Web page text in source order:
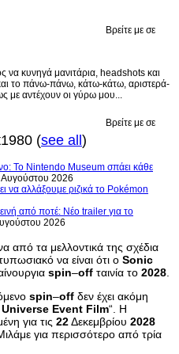
Βρείτε με σε
να κυνηγά μανιτάρια, headshots και
το πάνω-πάνω, κάτω-κάτω, αριστερά-
με αντέχουν οι γύρω μου...
Βρείτε με σε
(see all)
Το Nintendo Museum σπάει κάθε
Αυγούστου 2026
να αλλάξουμε ριζικά το Pokémon
από ποτέ: Νέο trailer για το
2026
από τα μελλοντικά της σχέδια
να είναι ότι ο Sonic
spin–off ταινία το 2028
spin–off δεν έχει ακόμη
Universe Event Film“. Η
για τις 22Δεκεμβρίου 2028
για περισσότερο από τρία